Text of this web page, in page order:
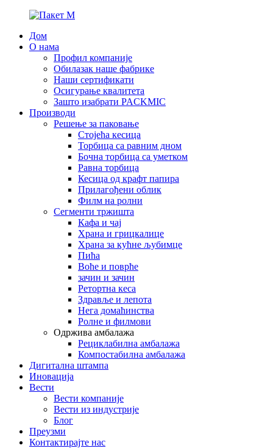
Дом
О нама
Профил компаније
Обилазак наше фабрике
Наши сертификати
Осигурање квалитета
Зашто изабрати PACKMIC
Производи
Решење за паковање
Стојећа кесица
Торбица са равним дном
Бочна торбица са уметком
Равна торбица
Кесица од крафт папира
Прилагођени облик
Филм на ролни
Сегменти тржишта
Кафа и чај
Храна и грицкалице
Храна за кућне љубимце
Пића
Воће и поврће
зачин и зачин
Ретортна кеса
Здравље и лепота
Нега домаћинства
Ролне и филмови
Одржива амбалажа
Рециклабилна амбалажа
Компостабилна амбалажа
Дигитална штампа
Иновација
Вести
Вести компаније
Вести из индустрије
Блог
Преузми
Контактирајте нас